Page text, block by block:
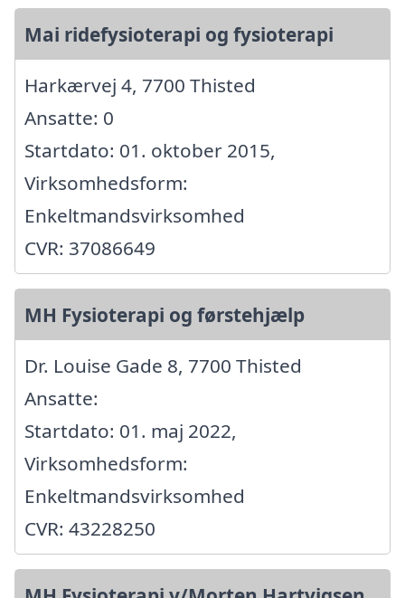
Mai ridefysioterapi og fysioterapi
Harkærvej 4, 7700 Thisted
Ansatte: 0
Startdato: 01. oktober 2015,
Virksomhedsform:
Enkeltmandsvirksomhed
CVR: 37086649
MH Fysioterapi og førstehjælp
Dr. Louise Gade 8, 7700 Thisted
Ansatte:
Startdato: 01. maj 2022,
Virksomhedsform:
Enkeltmandsvirksomhed
CVR: 43228250